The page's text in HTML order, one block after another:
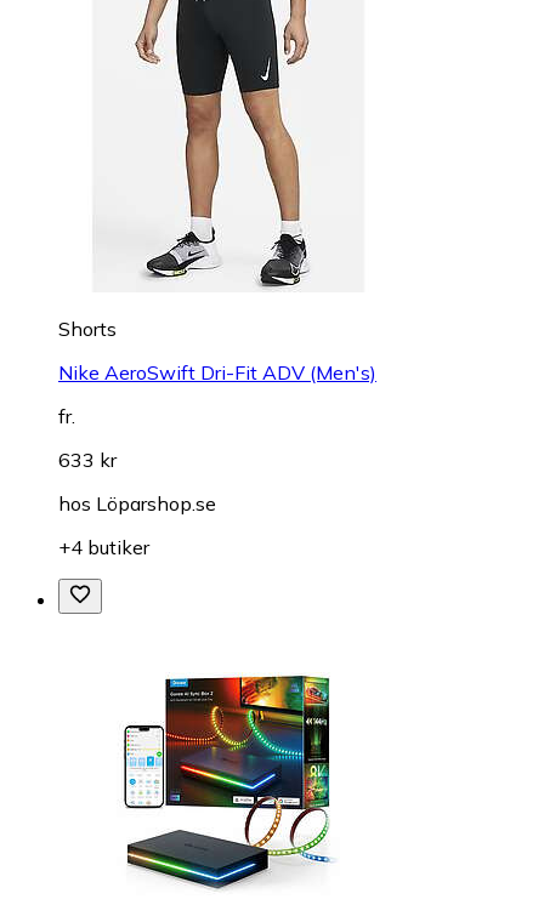
Shorts
Nike AeroSwift Dri-Fit ADV (Men's)
fr.
633 kr
hos Löparshop.se
+4 butiker